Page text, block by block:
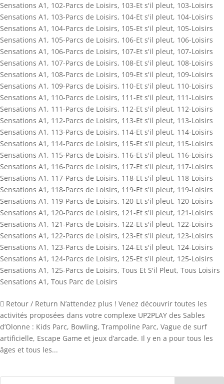
Sensations A1 , 102-Parcs de Loisirs, 103-Et s'il pleut, 103-Loisirs
Sensations A1 , 103-Parcs de Loisirs, 104-Et s'il pleut, 104-Loisirs
Sensations A1 , 104-Parcs de Loisirs, 105-Et s'il pleut, 105-Loisirs
Sensations A1 , 105-Parcs de Loisirs, 106-Et s'il pleut, 106-Loisirs
Sensations A1 , 106-Parcs de Loisirs, 107-Et s'il pleut, 107-Loisirs
Sensations A1 , 107-Parcs de Loisirs, 108-Et s'il pleut, 108-Loisirs
Sensations A1 , 108-Parcs de Loisirs, 109-Et s'il pleut, 109-Loisirs
Sensations A1 , 109-Parcs de Loisirs, 110-Et s'il pleut, 110-Loisirs
Sensations A1 , 110-Parcs de Loisirs, 111-Et s'il pleut, 111-Loisirs
Sensations A1 , 111-Parcs de Loisirs, 112-Et s'il pleut, 112-Loisirs
Sensations A1 , 112-Parcs de Loisirs, 113-Et s'il pleut, 113-Loisirs
Sensations A1 , 113-Parcs de Loisirs, 114-Et s'il pleut, 114-Loisirs
Sensations A1 , 114-Parcs de Loisirs, 115-Et s'il pleut, 115-Loisirs
Sensations A1 , 115-Parcs de Loisirs, 116-Et s'il pleut, 116-Loisirs
Sensations A1 , 116-Parcs de Loisirs, 117-Et s'il pleut, 117-Loisirs
Sensations A1 , 117-Parcs de Loisirs, 118-Et s'il pleut, 118-Loisirs
Sensations A1 , 118-Parcs de Loisirs, 119-Et s'il pleut, 119-Loisirs
Sensations A1 , 119-Parcs de Loisirs, 120-Et s'il pleut, 120-Loisirs
Sensations A1 , 120-Parcs de Loisirs, 121-Et s'il pleut, 121-Loisirs
Sensations A1 , 121-Parcs de Loisirs, 122-Et s'il pleut, 122-Loisirs
Sensations A1 , 122-Parcs de Loisirs, 123-Et s'il pleut, 123-Loisirs
Sensations A1 , 123-Parcs de Loisirs, 124-Et s'il pleut, 124-Loisirs
Sensations A1 , 124-Parcs de Loisirs, 125-Et s'il pleut, 125-Loisirs
Sensations A1 , 125-Parcs de Loisirs, Tous Et S'il Pleut, Tous Loisirs
Sensations A1 , Tous Parc de Loisirs
 Retour / Return N’attendez plus ! Venez découvrir toutes les
activités proposées dans votre complexe UP2PLAY des Sables
d’Olonne : Kids Parc, Bowling, Trampoline Parc, Vague de surf
artificielle, Escape Game et jeux d’arcade. Il y en a pour tous les
âges et tous les...